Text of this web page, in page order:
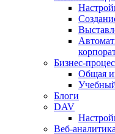
Бизнес-
Общая
Блоги
DAV
Веб-